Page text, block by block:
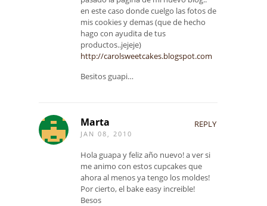
en este caso donde cuelgo las fotos de
mis cookies y demas (que de hecho
hago con ayudita de tus
productos..jejeje)
http://carolsweetcakes.blogspot.com
Besitos guapi…
Marta
JAN 08, 2010
REPLY
Hola guapa y feliz año nuevo! a ver si
me animo con estos cupcakes que
ahora al menos ya tengo los moldes!
Por cierto, el bake easy increible!
Besos